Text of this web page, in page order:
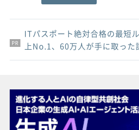
PR
PR
PR
ITパスポート絶対合格の最短
上No.1、60万人が手に取った